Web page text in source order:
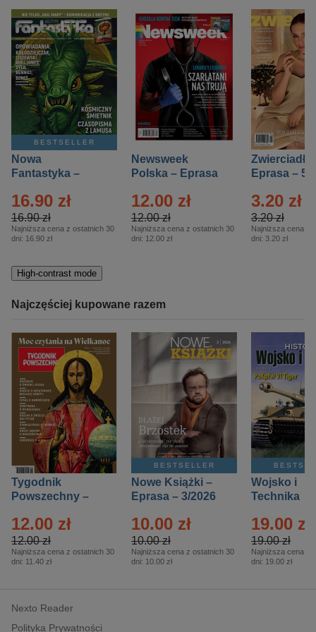
BESTSELLER
Nowa
Fantastyka –
16.90 zł
16.90 zł
Najniższa cena z ostatnich 30
dni: 16.90 zł
Newsweek
Polska – Eprasa
12.00 zł
12.00 zł
Najniższa cena z ostatnich 30
dni: 12.00 zł
Zwierciadło
Eprasa – 5/
3.20 zł
3.20 zł
Najniższa cena z
dni: 3.20 zł
High-contrast mode
Najczęściej kupowane razem
Tygodnik
Powszechny –
12.00 zł
12.00 zł
Najniższa cena z ostatnich 30
dni: 11.40 zł
BESTSELLER
Nowe Książki –
Eprasa – 3/2026
10.00 zł
10.00 zł
Najniższa cena z ostatnich 30
dni: 10.00 zł
Wojsko i
Technika
– 2/2026
19.00 zł
19.00 zł
Najniższa cena z
dni: 19.00 zł
Nexto Reader
Polityka Prywatności